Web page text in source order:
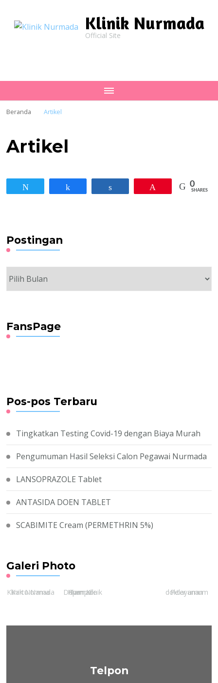
Klinik Nurmada
Official Site
Beranda Artikel
Artikel
0
SHARES
Postingan
FansPage
Pos-pos Terbaru
Tingkatkan Testing Covid-19 dengan Biaya Murah
Pengumuman Hasil Seleksi Calon Pegawai Nurmada
LANSOPRAZOLE Tablet
ANTASIDA DOEN TABLET
SCABIMITE Cream (PERMETHRIN 5%)
Galeri Photo
Kartu Nama Klinik Nurmada Tampak Depan Klinik Nurmada Pelayanan dokter umum
Telpon